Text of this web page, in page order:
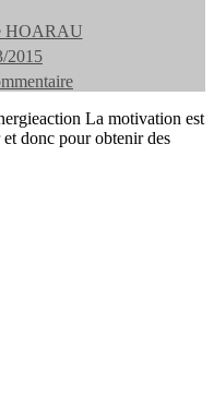
HOARAU
2015
Artrepreneur
:
entreprendre
La motivation est
donc pour obtenir des